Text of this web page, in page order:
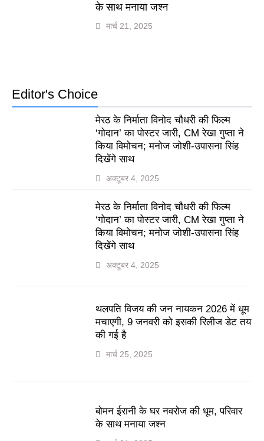
के साथ मनाया जश्न
मार्च 21, 2025
Editor's Choice
मेरठ के निर्माता विनोद चौधरी की फिल्म
‘गोदान’ का पोस्टर जारी, CM रेखा गुप्ता ने
किया विमोचन; मनोज जोशी-उपासना सिंह
दिखेंगे साथ
अक्टूबर 4, 2025
मेरठ के निर्माता विनोद चौधरी की फिल्म
‘गोदान’ का पोस्टर जारी, CM रेखा गुप्ता ने
किया विमोचन; मनोज जोशी-उपासना सिंह
दिखेंगे साथ
अक्टूबर 4, 2025
थलपति विजय की जन नायकन 2026 में धूम
मचाएगी, 9 जनवरी को इसकी रिलीज डेट तय
की गई है
मार्च 25, 2025
बोमन ईरानी के घर नवरोज की धूम, परिवार
के साथ मनाया जश्न